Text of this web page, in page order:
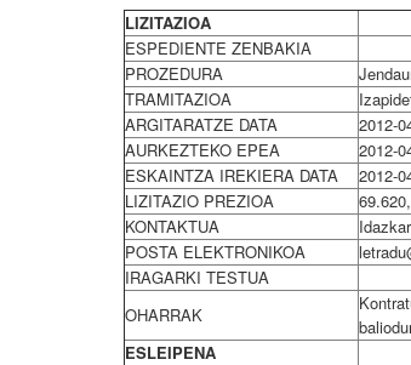
LIZITAZIOA
ESPEDIENTE ZENBAKIA
PROZEDURA
TRAMITAZIOA
ARGITARATZE DATA
2012-
AURKEZTEKO EPEA
2012-
ESKAINTZA IREKIERA DATA
2012-
LIZITAZIO PREZIOA
KONTAKTUA
POSTA ELEKTRONIKOA
IRAGARKI TESTUA
OHARRAK
ESLEIPENA